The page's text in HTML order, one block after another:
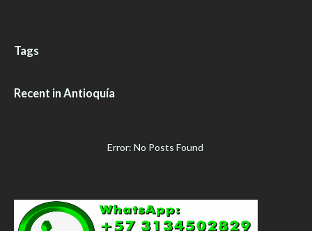
Tags
Recent in Antioquía
Error: No Posts Found